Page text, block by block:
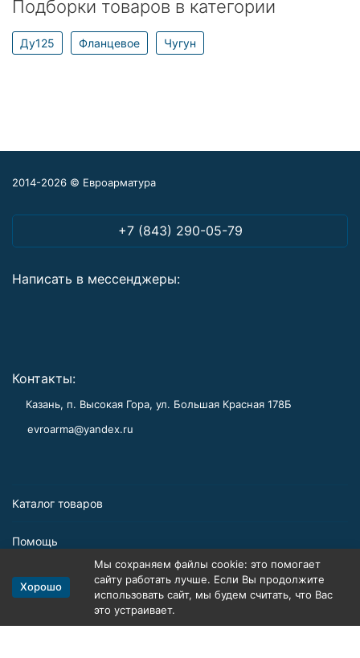
Подборки товаров в категории
Ду125 Фланцевое Чугун
2014-2026 © Евроарматура
+7 (843) 290-05-79
Написать в мессенджеры:
Контакты:
Казань, п. Высокая Гора, ул. Большая Красная 178Б
evroarma@yandex.ru
Каталог товаров
Помощь
Информация
Политика персональных данных Карта сайта
Хорошо
Мы сохраняем файлы cookie: это помогает
сайту работать лучше. Если Вы продолжите
использовать сайт, мы будем считать, что Вас
это устраивает.